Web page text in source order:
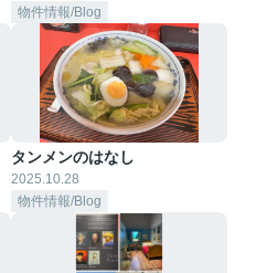
物件情報/Blog
タンメンのはなし
2025.10.28
物件情報/Blog